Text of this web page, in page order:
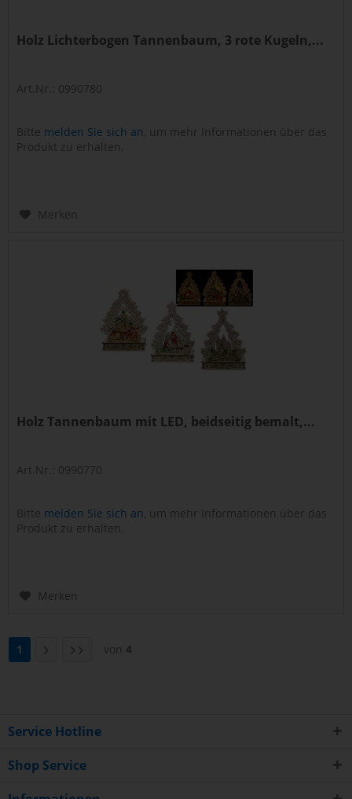
Holz Lichterbogen Tannenbaum, 3 rote Kugeln,...
Art.Nr.: 0990780
Bitte melden Sie sich an, um mehr Informationen über das
Produkt zu erhalten.
Merken
Holz Tannenbaum mit LED, beidseitig bemalt,...
Art.Nr.: 0990770
Bitte melden Sie sich an, um mehr Informationen über das
Produkt zu erhalten.
Merken
1 von 4
Service Hotline
Shop Service